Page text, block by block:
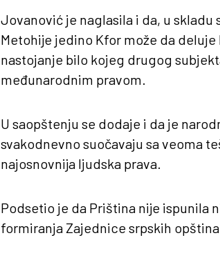
Jovanović je naglasila i da, u skladu
Metohije jedino Kfor može da
nastojanje bilo kojeg drugog
međunarodnim pravom.
U saopštenju se dodaje i da je
svakodnevno suočavaju sa veoma
najosnovnija ljudska prava.
Podsetio je da Priština nije ispunila
formiranja Zajednice srpskih